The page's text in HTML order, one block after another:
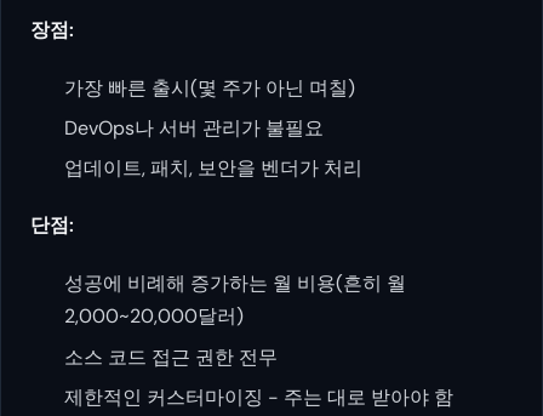
장점:
가장 빠른 출시(몇 주가 아닌 며칠)
DevOps나 서버 관리가 불필요
업데이트, 패치, 보안을 벤더가 처리
단점:
성공에 비례해 증가하는 월 비용(흔히 월
2,000~20,000달러)
소스 코드 접근 권한 전무
제한적인 커스터마이징 - 주는 대로 받아야 함